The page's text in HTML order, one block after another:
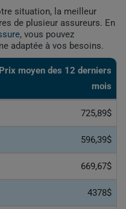
situation, la meilleur
de plusieur assureurs. En
, vous pouvez
adaptée à vos besoins.
Prix ​​moyen des 12 derniers
mois
725,89$
596,39$
669,67$
4378$